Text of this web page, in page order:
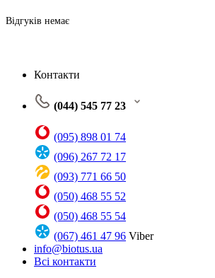
Відгуків немає
Контакти
(044) 545 77 23
(095) 898 01 74
(096) 267 72 17
(093) 771 66 50
(050) 468 55 52
(050) 468 55 54
(067) 461 47 96 Viber
info@biotus.ua
Всі контакти